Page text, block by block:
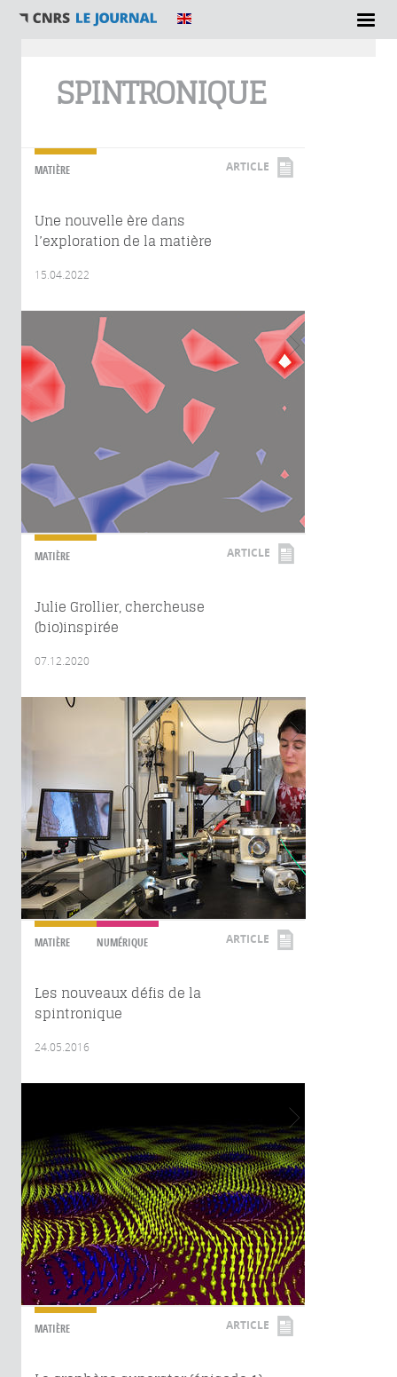
SPINTRONIQUE
MATIÈRE ARTICLE
Une nouvelle ère dans
l’exploration de la matière
15.04.2022
MATIÈRE ARTICLE
Julie Grollier, chercheuse
(bio)inspirée
07.12.2020
MATIÈRE NUMÉRIQUE ARTICLE
Les nouveaux défis de la
spintronique
24.05.2016
MATIÈRE ARTICLE